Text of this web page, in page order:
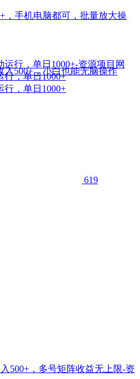
，手机电脑都可，批量放大操
入500+，小白也能无脑操作
行，单日1000+
行，单日1000+
619